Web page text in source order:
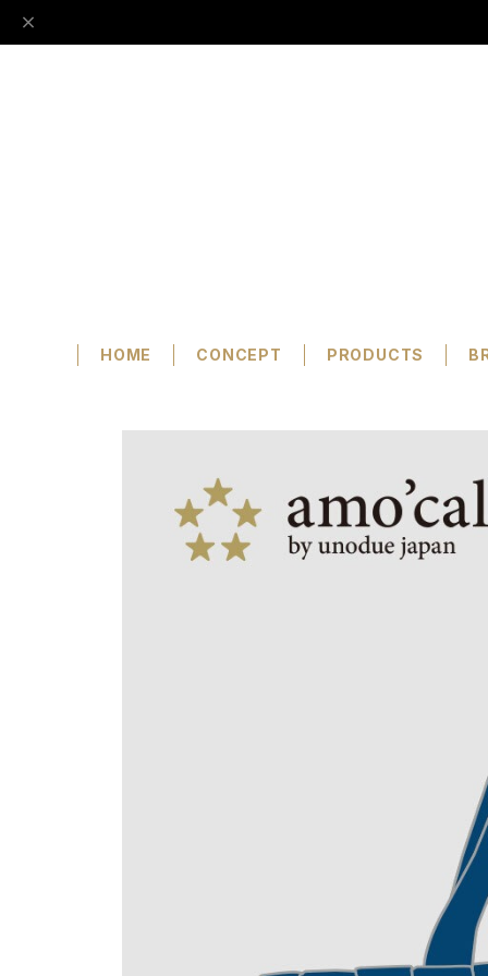
HOME CONCEPT PRODUCTS